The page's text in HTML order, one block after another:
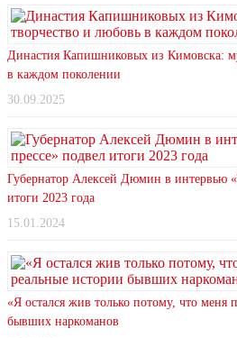
Династия Капишниковых из Кимовска:
в каждом поколении
30.09.2025
Губернатор Алексей Дюмин в интервью
итоги 2023 года
15.01.2024
«Я остался жив только потому, что меня
бывших наркоманов